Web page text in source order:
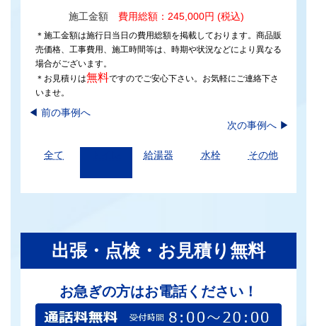
施工金額
費用総額：245,000円 (税込)
＊施工金額は施行日当日の費用総額を掲載しております。商品販
売価格、工事費用、施工時間等は、時期や状況などにより異なる
場合がございます。
＊お見積りは無料ですのでご安心下さい。お気軽にご連絡下さ
いませ。
◀︎ 前の事例へ
次の事例へ ▶
全て 給湯器 水栓 その他
出張・点検・お見積り無料
お急ぎの方はお電話ください！